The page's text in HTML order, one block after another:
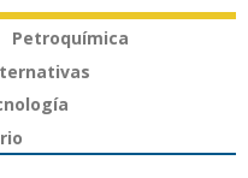
Petroquímica